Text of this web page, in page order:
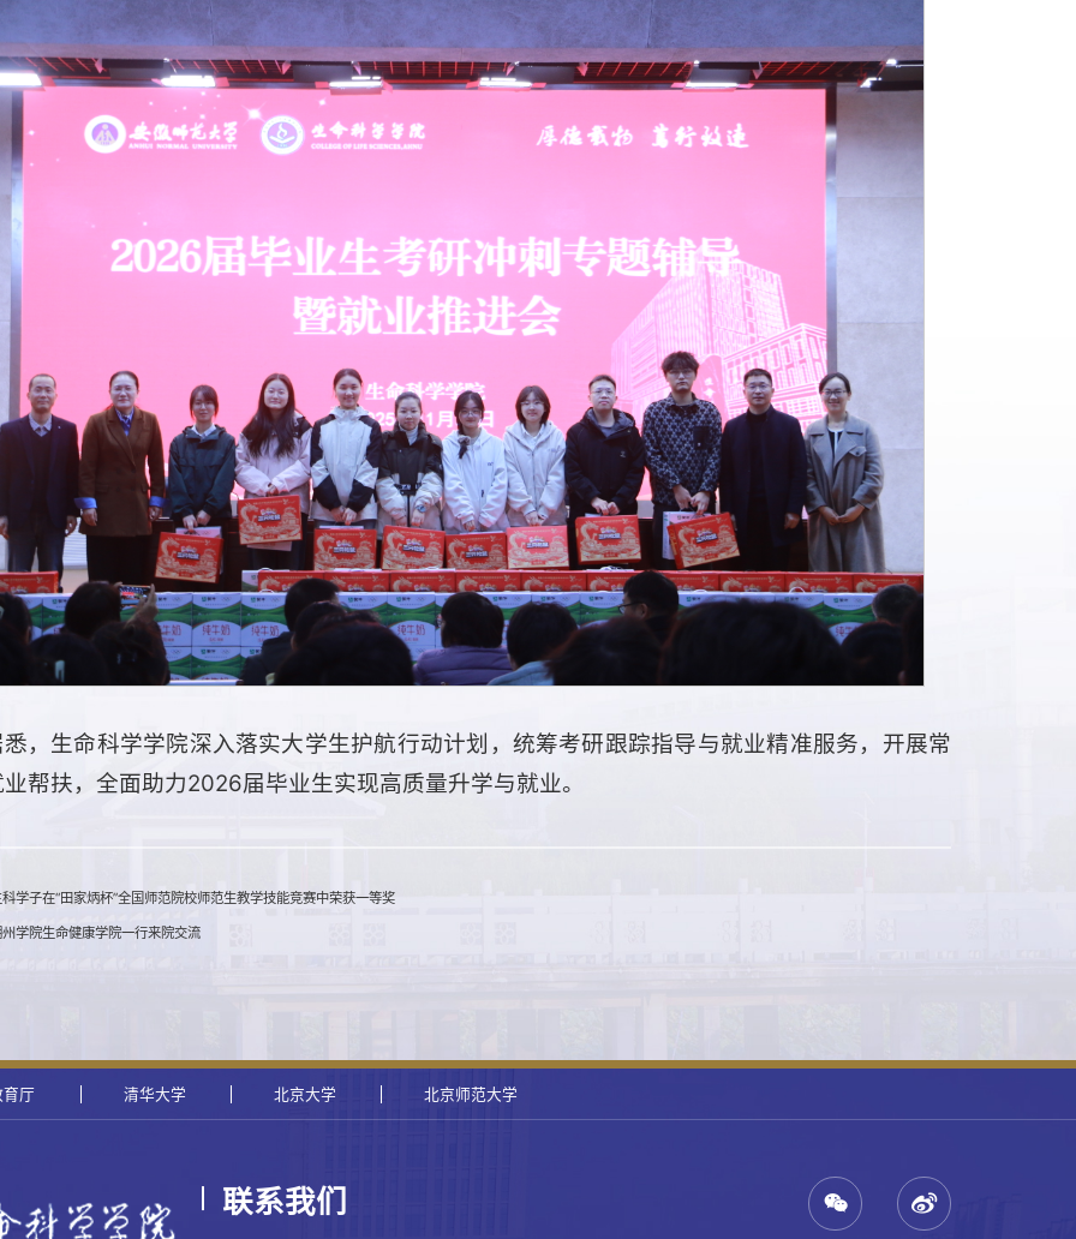
，生命科学学院深入落实大学生护航行动计划，统筹考研跟踪指导与就业精准服务，开展常
帮扶，全面助力2026届毕业生实现高质量升学与就业。
学子在“田家炳杯”全国师范院校师范生教学技能竞赛中荣获一等奖
学院生命健康学院一行来院交流
育厅 清华大学 北京大学 北京师范大学
联系我们